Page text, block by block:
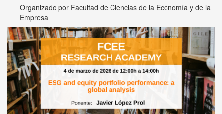
Organizado por Facultad de Ciencias de la Economía y de la
Empresa